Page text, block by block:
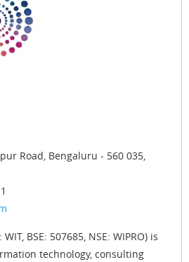
Road, Bengaluru - 560 035,
BSE: 507685, NSE: WIPRO) is
technology, consulting